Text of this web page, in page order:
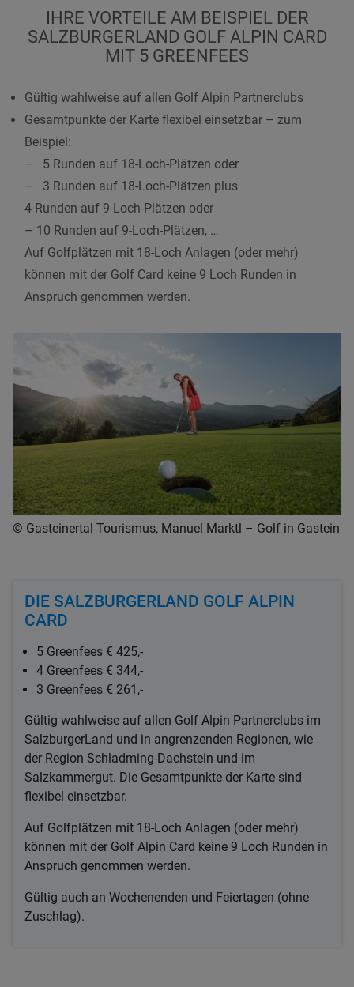
IHRE VORTEILE AM BEISPIEL DER
SALZBURGERLAND GOLF ALPIN CARD
MIT 5 GREENFEES
Gültig wahlweise auf allen Golf Alpin Partnerclubs
Gesamtpunkte der Karte flexibel einsetzbar – zum
Beispiel:
– 5 Runden auf 18-Loch-Plätzen oder
– 3 Runden auf 18-Loch-Plätzen plus
4 Runden auf 9-Loch-Plätzen oder
– 10 Runden auf 9-Loch-Plätzen, …
Auf Golfplätzen mit 18-Loch Anlagen (oder mehr)
können mit der Golf Card keine 9 Loch Runden in
Anspruch genommen werden.
© Gasteinertal Tourismus, Manuel Marktl – Golf in Gastein
DIE SALZBURGERLAND GOLF ALPIN
CARD
5 Greenfees € 425,-
4 Greenfees € 344,-
3 Greenfees € 261,-
Gültig wahlweise auf allen Golf Alpin Partnerclubs im
SalzburgerLand und in angrenzenden Regionen, wie
der Region Schladming-Dachstein und im
Salzkammergut. Die Gesamtpunkte der Karte sind
flexibel einsetzbar.
Auf Golfplätzen mit 18-Loch Anlagen (oder mehr)
können mit der Golf Alpin Card keine 9 Loch Runden in
Anspruch genommen werden.
Gültig auch an Wochenenden und Feiertagen (ohne
Zuschlag).